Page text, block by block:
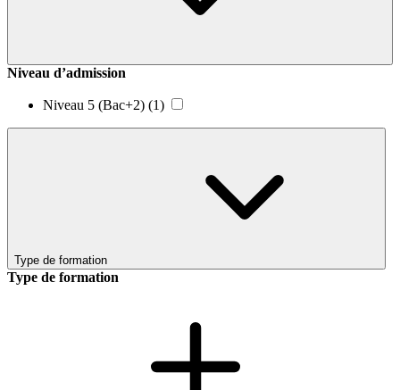
Niveau d’admission
Niveau 5 (Bac+2) (1)
Type de formation
Type de formation